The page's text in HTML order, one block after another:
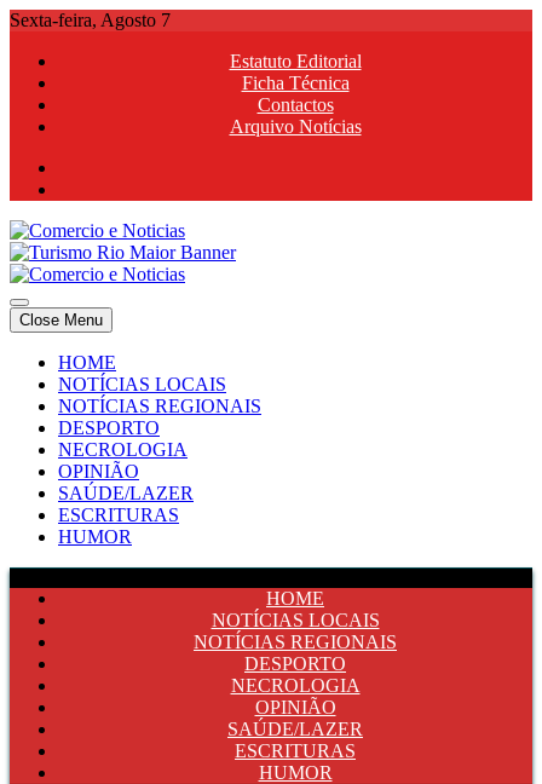
Skip
content
Sexta-feira, Agosto 7
Estatuto Editorial
Ficha Técnica
Contactos
Arquivo Notícias
Comercio e Noticias
Notícias e Publicidade Online
Comercio e Noticias
Notícias e Publicidade Online
Close Menu
HOME
NOTÍCIAS LOCAIS
NOTÍCIAS REGIONAIS
DESPORTO
NECROLOGIA
OPINIÃO
SAÚDE/LAZER
ESCRITURAS
HUMOR
HOME
NOTÍCIAS LOCAIS
NOTÍCIAS REGIONAIS
DESPORTO
NECROLOGIA
OPINIÃO
SAÚDE/LAZER
ESCRITURAS
HUMOR